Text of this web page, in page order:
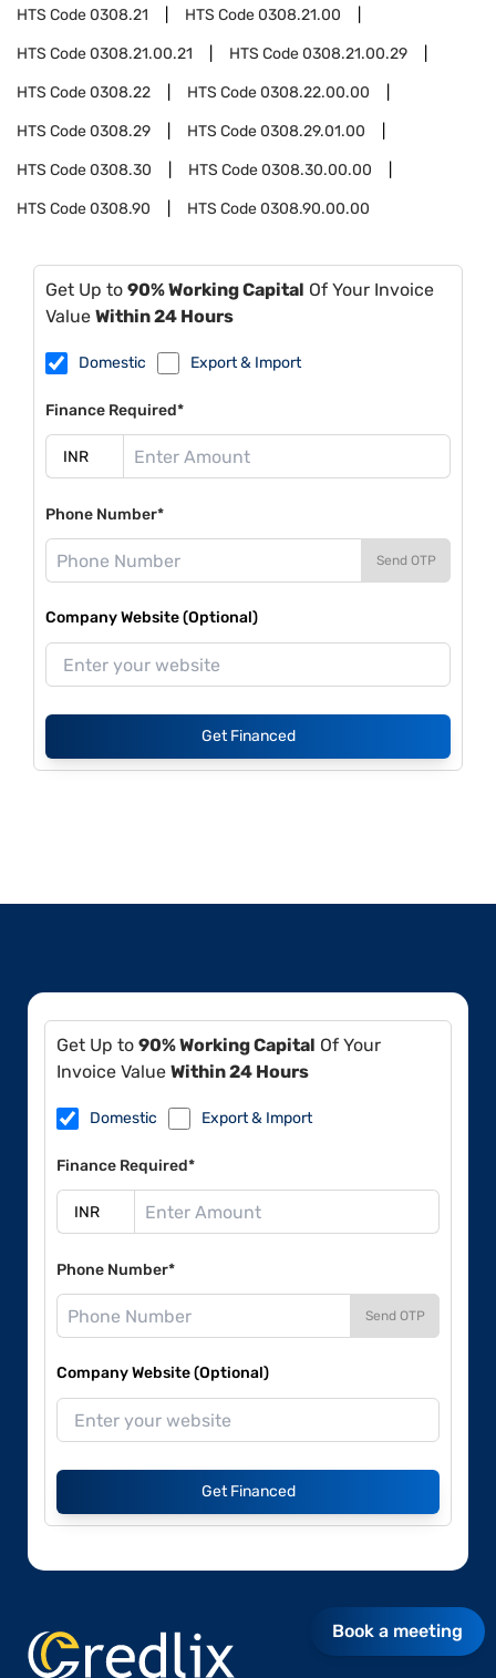
HTS Code0308.21 HTS Code0308.21.00
HTS Code0308.21.00.21 HTS Code0308.21.00.29
HTS Code0308.22 HTS Code0308.22.00.00
HTS Code0308.29 HTS Code0308.29.01.00
HTS Code0308.30 HTS Code0308.30.00.00
HTS Code0308.90 HTS Code0308.90.00.00
Get Up to 90% Working Capital Of Your Invoice
Value Within 24 Hours
Domestic Export & Import
Finance Required*
Phone Number*
Send OTP
Company Website (Optional)
Get Financed
Get Up to 90% Working Capital Of Your
Invoice Value Within 24 Hours
Domestic Export & Import
Finance Required*
Phone Number*
Send OTP
Company Website (Optional)
Get Financed
Book a meeting